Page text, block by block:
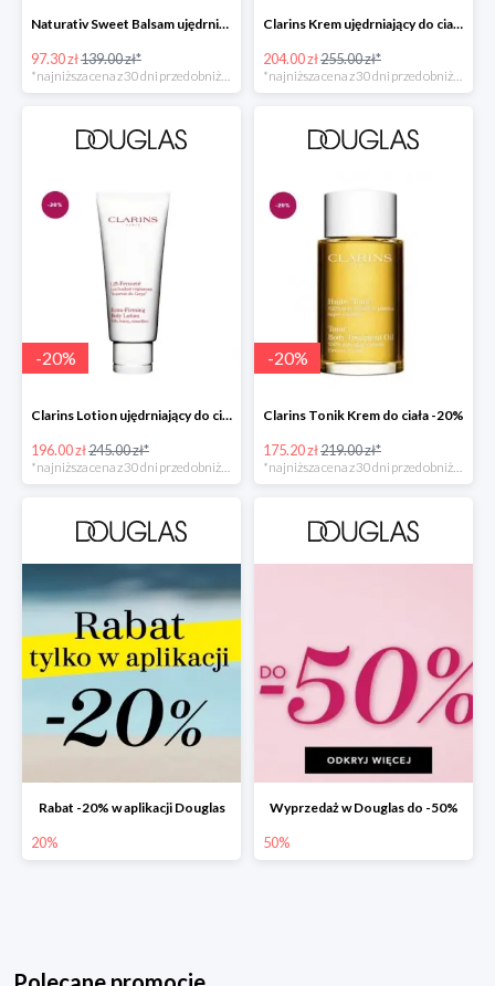
Naturativ Sweet Balsam ujędrniający biust -30%
97.30 zł139.00 zł*
Clarins Krem ujędrniający do ciała -20%
204.00 zł255.00 zł*
-20%
Clarins Lotion ujędrniający do ciała -20%
196.00 zł245.00 zł*
*najniższa cena z 30 dni przed obniżką
-20%
Clarins Tonik Krem do ciała -20%
175.20 zł219.00 zł*
*najniższa cena z 30 dni przed obniżką
Rabat -20% w aplikacji Douglas
20%
Wyprzedaż w Douglas do -50%
50%